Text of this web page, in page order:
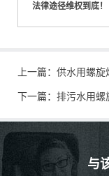
法律途径维权到底！
上一篇： 供水用螺旋
下一篇： 排污水用螺
与